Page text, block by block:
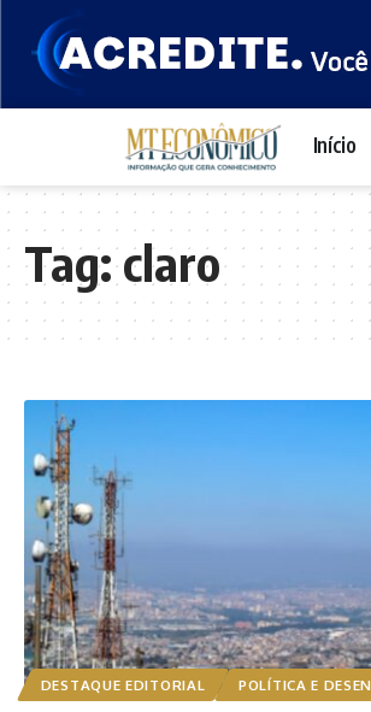
Início
Tag:claro
DESTAQUE EDITORIAL POLÍTICA E